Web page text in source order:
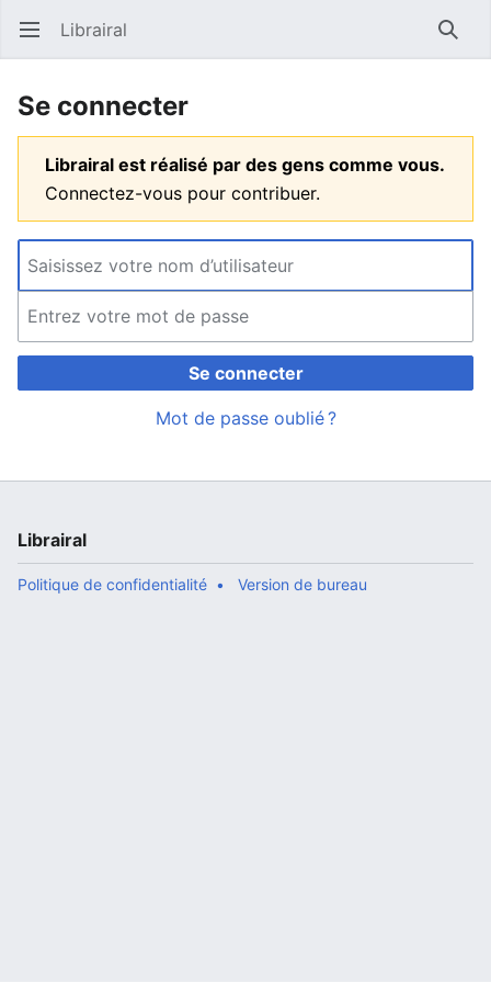
Ouvrir le menu principal Librairal
Se connecter
Librairal est réalisé par des gens comme vous.
Connectez-vous pour contribuer.
Se connecter
Mot de passe oublié ?
Librairal
Politique de confidentialité Version de bureau